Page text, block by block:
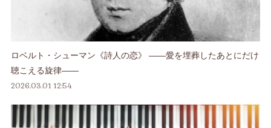
ロベルト・シューマン《詩人の恋》 ――愛を埋葬したあとにだけ
聴こえる旋律――
2026.03.01 12:54